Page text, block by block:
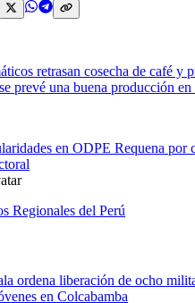
retrasan cosecha de café y
prevé una buena producción
en ODPE Requena por
Regionales del Perú